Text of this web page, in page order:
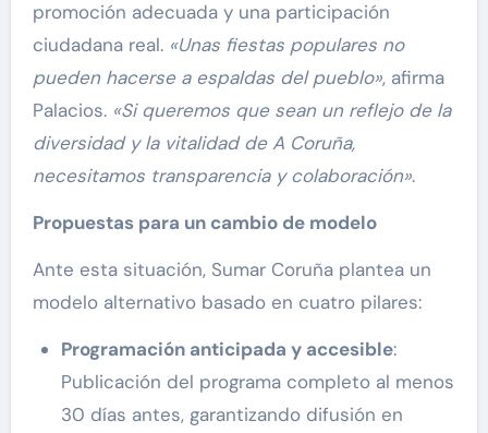
promoción adecuada y una participación
ciudadana real. «Unas fiestas populares no
pueden hacerse a espaldas del pueblo», afirma
Palacios. «Si queremos que sean un reflejo de la
diversidad y la vitalidad de A Coruña,
necesitamos transparencia y colaboración».
Propuestas para un cambio de modelo
Ante esta situación, Sumar Coruña plantea un
modelo alternativo basado en cuatro pilares:
Programación anticipada y accesible:
Publicación del programa completo al menos
30 días antes, garantizando difusión en